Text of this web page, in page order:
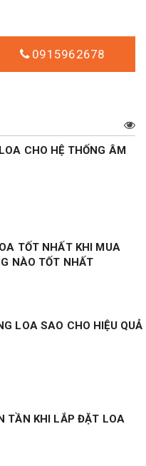
0915962678
CHO HỆ THỐNG ÂM
TỐT NHẤT KHI MUA
NÀO TỐT NHẤT
LOA SAO CHO HIỆU QUẢ
TẦN KHI LẮP ĐẶT LOA